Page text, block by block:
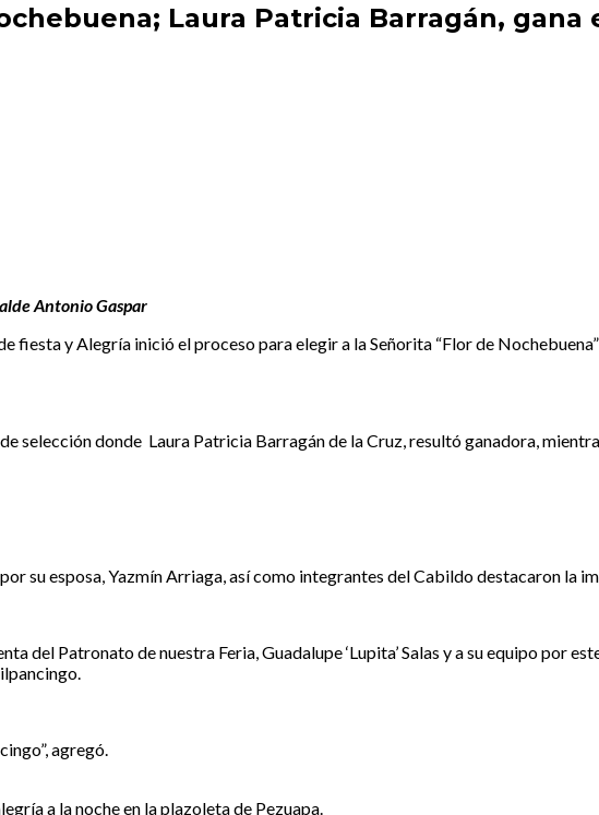
Laura Patricia Barragán, gana
Antonio Gaspar
fiesta y Alegría inició el proceso para elegir a la Señorita “Flor de
selección donde Laura Patricia Barragán de la Cruz, resultó ganadora,
su esposa, Yazmín Arriaga, así como integrantes del Cabildo destacaron la
del Patronato de nuestra Feria, Guadalupe ‘Lupita’ Salas y a su equipo por
agregó.
a la noche en la plazoleta de Pezuapa.